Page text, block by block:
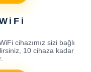
cihazımız sizi bağlı
10 cihaza kadar